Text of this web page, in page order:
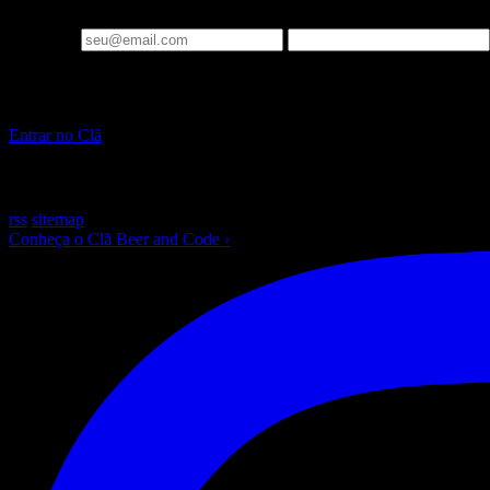
Entrar no Clã
rss sitemap
Conheça o Clã Beer and Code ›